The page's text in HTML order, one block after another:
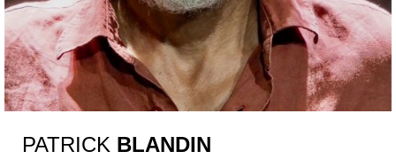
PATRICK BLANDIN